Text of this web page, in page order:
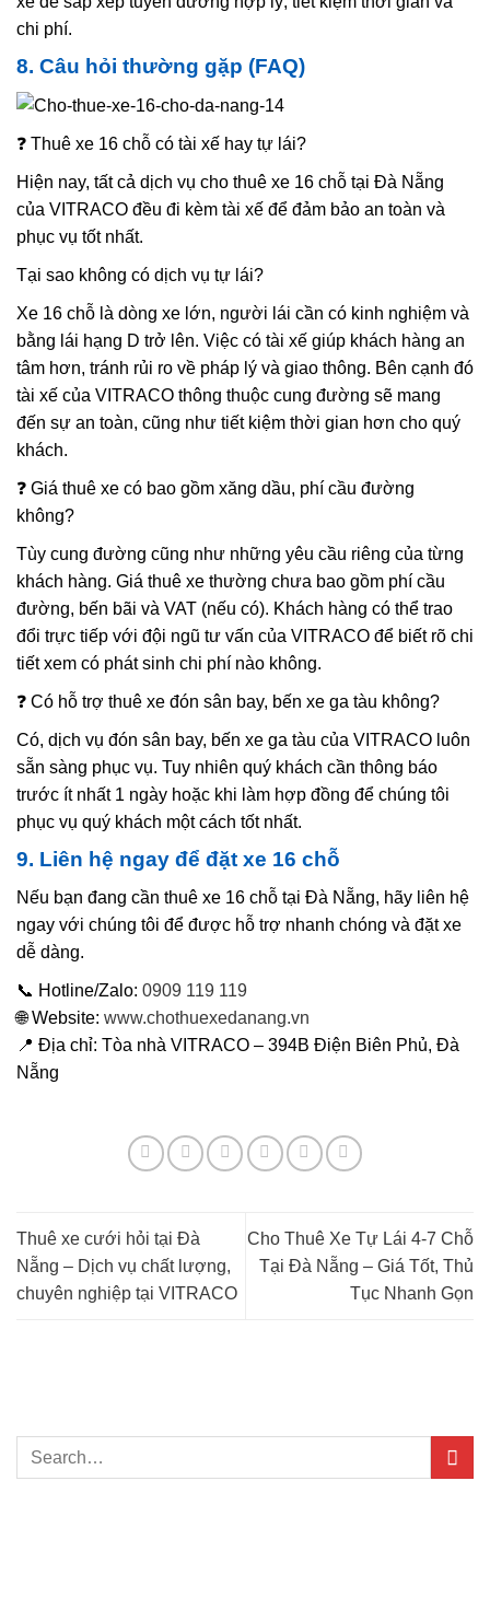
chi phí.
8. Câu hỏi thường gặp (FAQ)
❓ Thuê xe 16 chỗ có tài xế hay tự lái?
Hiện nay, tất cả dịch vụ cho thuê xe 16 chỗ tại Đà Nẵng
của VITRACO đều đi kèm tài xế để đảm bảo an toàn và
phục vụ tốt nhất.
Tại sao không có dịch vụ tự lái?
Xe 16 chỗ là dòng xe lớn, người lái cần có kinh nghiệm và
bằng lái hạng D trở lên. Việc có tài xế giúp khách hàng an
tâm hơn, tránh rủi ro về pháp lý và giao thông. Bên cạnh đó
tài xế của VITRACO thông thuộc cung đường sẽ mang
đến sự an toàn, cũng như tiết kiệm thời gian hơn cho quý
khách.
❓ Giá thuê xe có bao gồm xăng dầu, phí cầu đường
không?
Tùy cung đường cũng như những yêu cầu riêng của từng
khách hàng. Giá thuê xe thường chưa bao gồm phí cầu
đường, bến bãi và VAT (nếu có). Khách hàng có thể trao
đổi trực tiếp với đội ngũ tư vấn của VITRACO để biết rõ chi
tiết xem có phát sinh chi phí nào không.
❓ Có hỗ trợ thuê xe đón sân bay, bến xe ga tàu không?
Có, dịch vụ đón sân bay, bến xe ga tàu của VITRACO luôn
sẵn sàng phục vụ. Tuy nhiên quý khách cần thông báo
trước ít nhất 1 ngày hoặc khi làm hợp đồng để chúng tôi
phục vụ quý khách một cách tốt nhất.
9. Liên hệ ngay để đặt xe 16 chỗ
Nếu bạn đang cần thuê xe 16 chỗ tại Đà Nẵng, hãy liên hệ
ngay với chúng tôi để được hỗ trợ nhanh chóng và đặt xe
dễ dàng.
📞 Hotline/Zalo: 0909 119 119
🌐 Website: www.chothuexedanang.vn
📍 Địa chỉ: Tòa nhà VITRACO – 394B Điện Biên Phủ, Đà
Nẵng
Thuê xe cưới hỏi tại Đà
Nẵng – Dịch vụ chất lượng,
chuyên nghiệp tại VITRACO
Cho Thuê Xe Tự Lái 4-7 Chỗ
Tại Đà Nẵng – Giá Tốt, Thủ
Tục Nhanh Gọn